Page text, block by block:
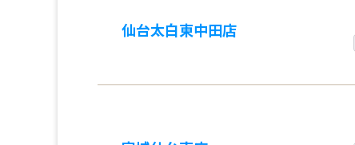
仙台太白東中田店